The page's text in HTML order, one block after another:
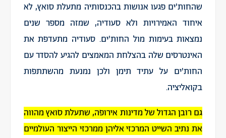
שהחות'ים פגעו אנושות בהכנסותיה מתעלת סואץ, לא
איחוד האמירויות ולא סעודיה, שמזה מספר שנים
נמצאות בעימות מול החות'ים. סעודיה מתעדפת את
האינטרסים שלה בהצלחת המאמצים להגיע להסדר עם
החות'ים על עתיד תימן ולכן נמנעת מהשתתפות
בקואליציה.
גם רובן הגדול של מדינות אירופה, שתעלת סואץ מהווה
את נתיב השייט המרכזי אליהן ממרכזי הייצור העולמיים